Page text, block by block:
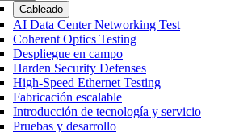
Cableado
AI Data Center Networking Test
Coherent Optics Testing
Despliegue en campo
Harden Security Defenses
High-Speed Ethernet Testing
Fabricación escalable
Introducción de tecnología y servicio
Pruebas y desarrollo